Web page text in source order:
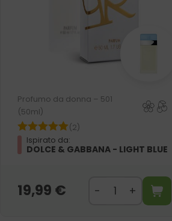
Profumo da donna – 501
(50ml)
(2)
Ispirato da:
DOLCE & GABBANA - LIGHT BLUE
19,99 €